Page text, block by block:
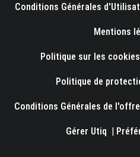
Conditions Générales
Mentions
Politique sur les
Politique de
Conditions Générales de
Gérer Utiq |